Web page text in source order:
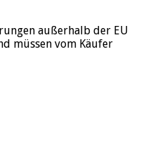
außerhalb der EU
müssen vom Käufer